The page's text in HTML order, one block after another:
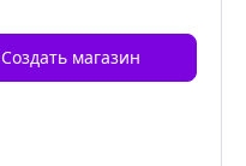
Создать магазин